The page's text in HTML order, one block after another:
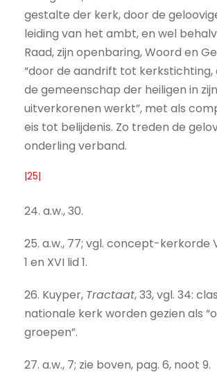
gestalte der kerk, door de
leiding van het ambt, en wel
Raad, zijn openbaring, Woord en
“door de aandrift tot kerkstichting,
de gemeenschap der heiligen in zijn
uitverkorenen werkt”, met als
eis tot belijdenis. Zo treden de
onderling verband.
|25|
24. a.w., 30.
25. a.w., 77; vgl. concept-kerkorde
1 en XVI lid 1.
26. Kuyper, Tractaat, 33, vgl. 34:
nationale kerk worden gezien als
groepen”.
27. a.w., 7; zie boven, pag. 6, noot 9.